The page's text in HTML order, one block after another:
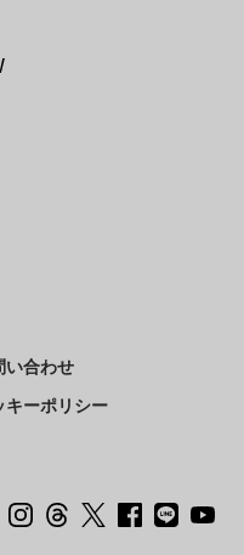
い合わせ
キーポリシー